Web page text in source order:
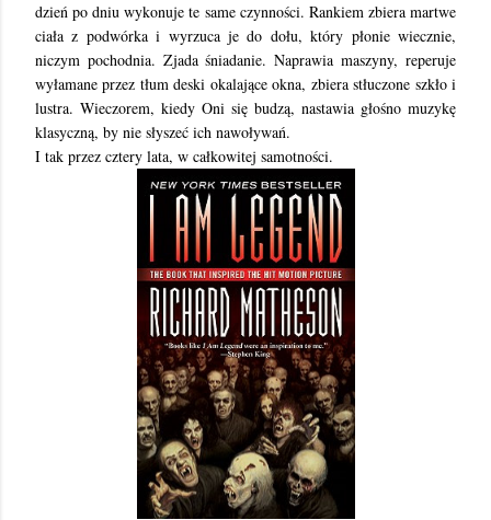
dzień po dniu wykonuje te same czynności. Rankiem zbiera martwe
ciała z podwórka i wyrzuca je do dołu, który płonie wiecznie,
niczym pochodnia. Zjada śniadanie. Naprawia maszyny, reperuje
wyłamane przez tłum deski okalające okna, zbiera stłuczone szkło i
lustra. Wieczorem, kiedy Oni się budzą, nastawia głośno muzykę
klasyczną, by nie słyszeć ich nawoływań.
I tak przez cztery lata, w całkowitej samotności.